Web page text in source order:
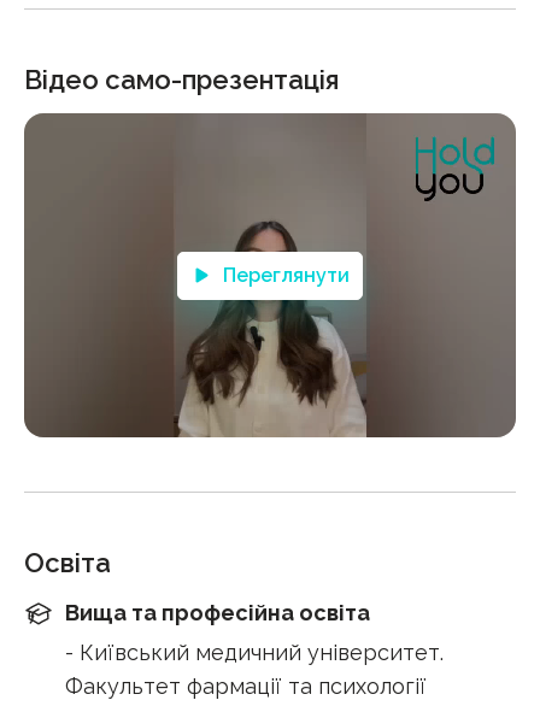
Відео само-презентація
Переглянути
Освіта
Вища та професійна освіта
- Київський медичний університет.
Факультет фармації та психології